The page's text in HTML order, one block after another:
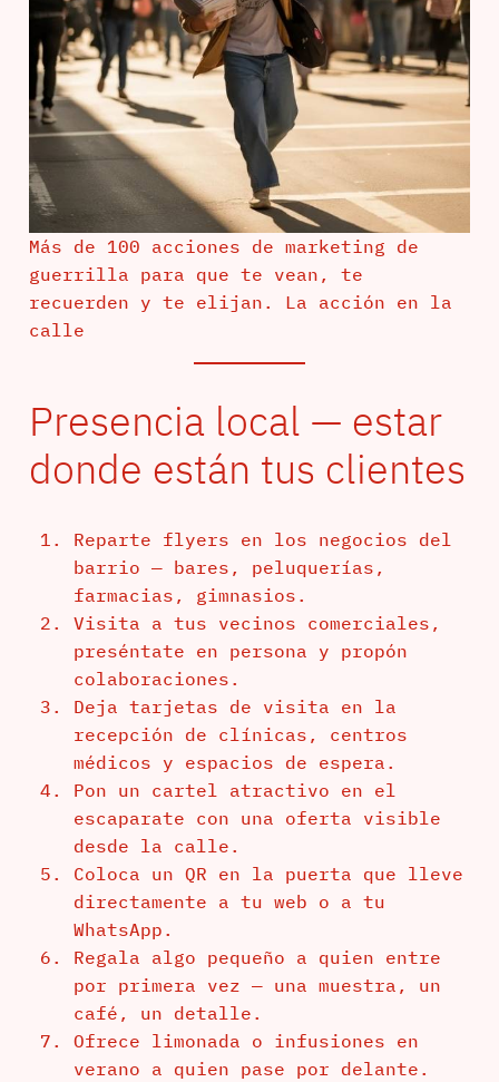
Más de 100 acciones de marketing de
guerrilla para que te vean, te
recuerden y te elijan. La acción en la
calle
Presencia local — estar
donde están tus clientes
Reparte flyers en los negocios del
barrio — bares, peluquerías,
farmacias, gimnasios.
Visita a tus vecinos comerciales,
preséntate en persona y propón
colaboraciones.
Deja tarjetas de visita en la
recepción de clínicas, centros
médicos y espacios de espera.
Pon un cartel atractivo en el
escaparate con una oferta visible
desde la calle.
Coloca un QR en la puerta que lleve
directamente a tu web o a tu
WhatsApp.
Regala algo pequeño a quien entre
por primera vez — una muestra, un
café, un detalle.
Ofrece limonada o infusiones en
verano a quien pase por delante.